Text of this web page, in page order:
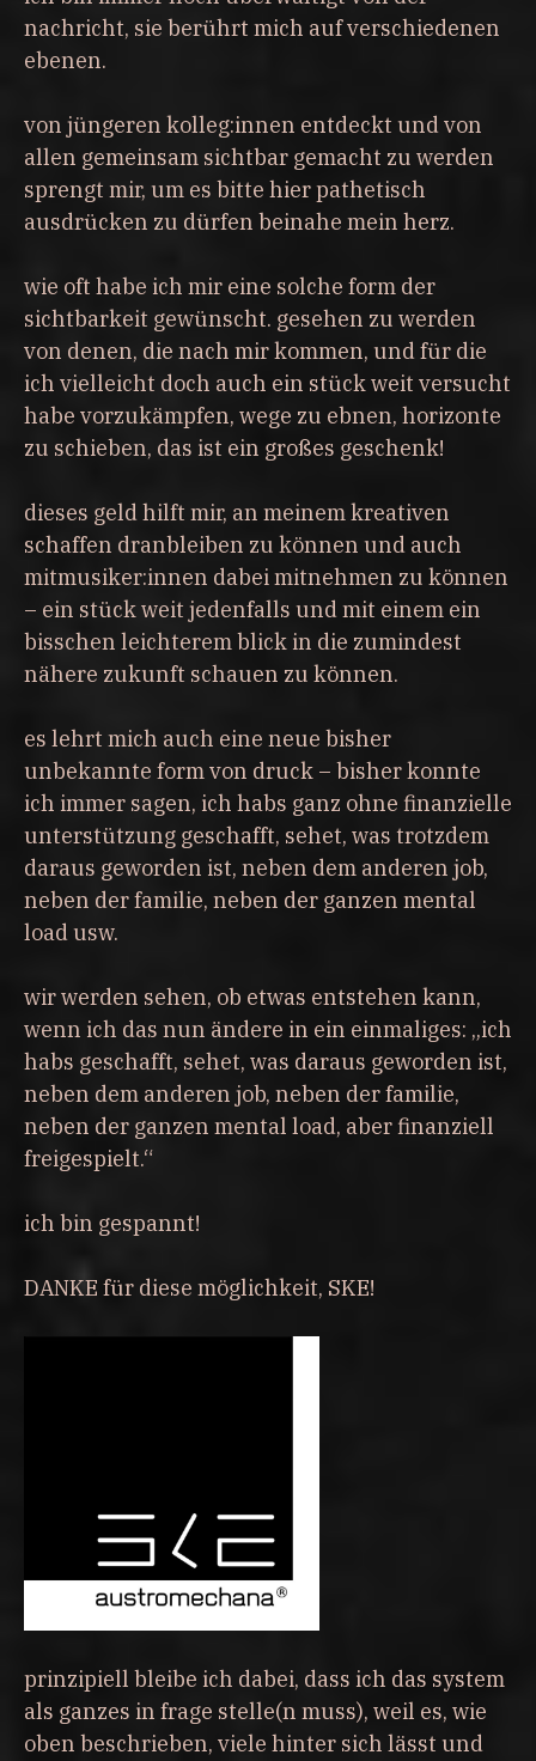
nachricht, sie berührt mich auf verschiedenen
ebenen.
von jüngeren kolleg:innen entdeckt und von
allen gemeinsam sichtbar gemacht zu werden
sprengt mir, um es bitte hier pathetisch
ausdrücken zu dürfen beinahe mein herz.
wie oft habe ich mir eine solche form der
sichtbarkeit gewünscht. gesehen zu werden
von denen, die nach mir kommen, und für die
ich vielleicht doch auch ein stück weit versucht
habe vorzukämpfen, wege zu ebnen, horizonte
zu schieben, das ist ein großes geschenk!
dieses geld hilft mir, an meinem kreativen
schaffen dranbleiben zu können und auch
mitmusiker:innen dabei mitnehmen zu können
– ein stück weit jedenfalls und mit einem ein
bisschen leichterem blick in die zumindest
nähere zukunft schauen zu können.
es lehrt mich auch eine neue bisher
unbekannte form von druck – bisher konnte
ich immer sagen, ich habs ganz ohne finanzielle
unterstützung geschafft, sehet, was trotzdem
daraus geworden ist, neben dem anderen job,
neben der familie, neben der ganzen mental
load usw.
wir werden sehen, ob etwas entstehen kann,
wenn ich das nun ändere in ein einmaliges: „ich
habs geschafft, sehet, was daraus geworden ist,
neben dem anderen job, neben der familie,
neben der ganzen mental load, aber finanziell
freigespielt.“
ich bin gespannt!
DANKE für diese möglichkeit, SKE!
prinzipiell bleibe ich dabei, dass ich das system
als ganzes in frage stelle(n muss), weil es, wie
oben beschrieben, viele hinter sich lässt und